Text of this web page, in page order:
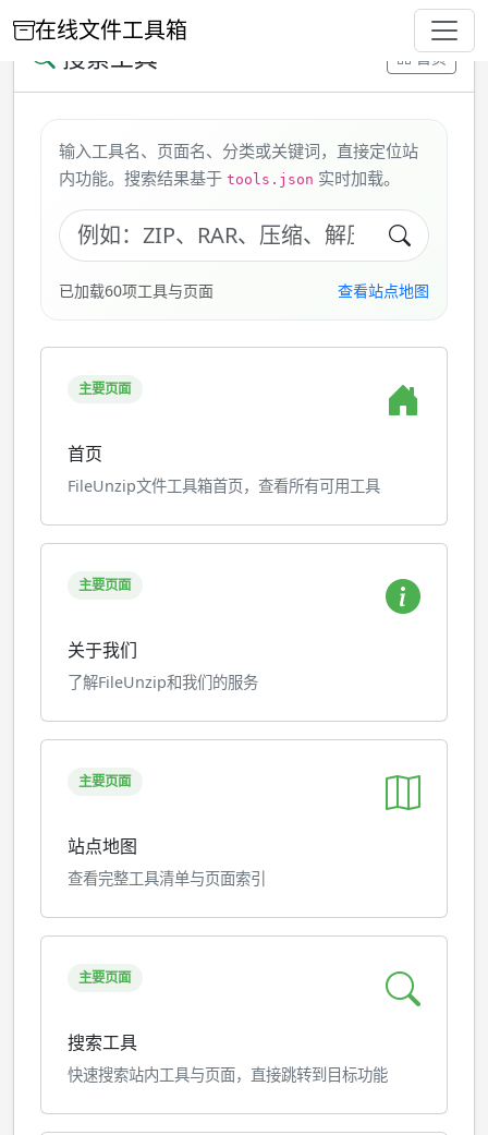
在线文件工具箱
搜索工具 首页
输入工具名、页面名、分类或关键词，直接定位站
内功能。搜索结果基于 tools.json 实时加载。
已加载60项工具与页面 查看站点地图
主要页面
首页
FileUnzip文件工具箱首页，查看所有可用工具
主要页面
关于我们
了解FileUnzip和我们的服务
主要页面
站点地图
查看完整工具清单与页面索引
主要页面
搜索工具
快速搜索站内工具与页面，直接跳转到目标功能